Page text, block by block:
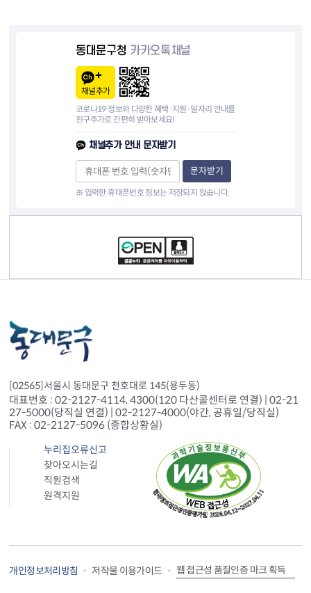
동대문구청 카카오톡채널
채널추가
코로나19 정보와 다양한 혜택·지원·일자리 안내를
친구추가로 간편히 받아보세요!
채널추가 안내 문자받기
문자받기
※ 입력한 휴대폰번호 정보는 저장되지 않습니다.
[02565]서울시 동대문구 천호대로 145(용두동)
대표번호 : 02-2127-4114, 4300(120 다산콜센터로 연결) | 02-21
27-5000(당직실 연결) | 02-2127-4000(야간, 공휴일/당직실)
FAX : 02-2127-5096 (종합상황실)
누리집오류신고
찾아오시는길
직원검색
원격지원
개인정보처리방침 저작물 이용가이드 웹 접근성 품질인증 마크 획득